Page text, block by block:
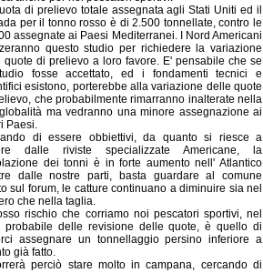
di prelievo totale assegnata agli Stati Uniti ed il
per il tonno rosso è di 2.500 tonnellate, contro le
assegnate ai Paesi Mediterranei. I Nord Americani
questo studio per richiedere la variazione
quote di prelievo a loro favore. E' pensabile che se
fosse accettato, ed i fondamenti tecnici e
esistono, porterebbe alla variazione delle quote
che probabilmente rimarranno inalterate nella
ma vedranno una minore assegnazione ai
Paesi.
di essere obbiettivi, da quanto si riesce a
dalle riviste specializzate Americane, la
dei tonni è in forte aumento nell' Atlantico
dalle nostre parti, basta guardare al comune
sul forum, le catture continuano a diminuire sia nel
che nella taglia.
rischio che corriamo noi pescatori sportivi, nel
probabile delle revisione delle quote, è quello di
assegnare un tonnellaggio persino inferiore a
già fatto.
perciò stare molto in campana, cercando di